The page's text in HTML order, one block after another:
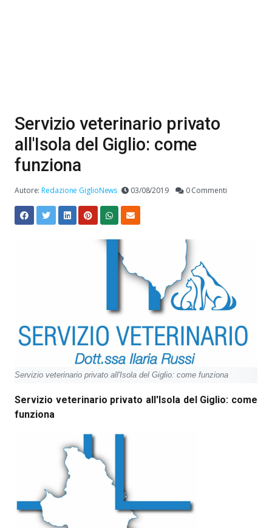
Servizio veterinario privato
all'Isola del Giglio: come
funziona
Autore:Redazione GiglioNews 03/08/2019 0 Commenti
Servizio veterinario privato all'Isola del Giglio: come funziona
Servizio veterinario privato all'Isola del Giglio: come
funziona